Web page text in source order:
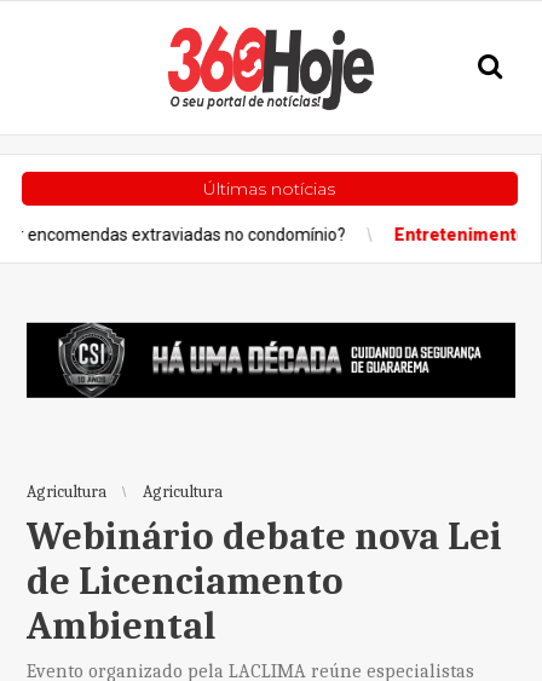
Últimas notícias
extraviadas no condomínio? Entretenimento Projeto
Agricultura Agricultura
Webinário debate nova Lei
de Licenciamento
Ambiental
Evento organizado pela LACLIMA reúne especialistas